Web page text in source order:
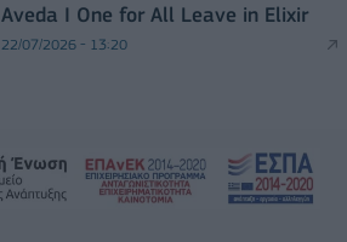
Aveda I One for All Leave in Elixir
22/07/2026 - 13:20